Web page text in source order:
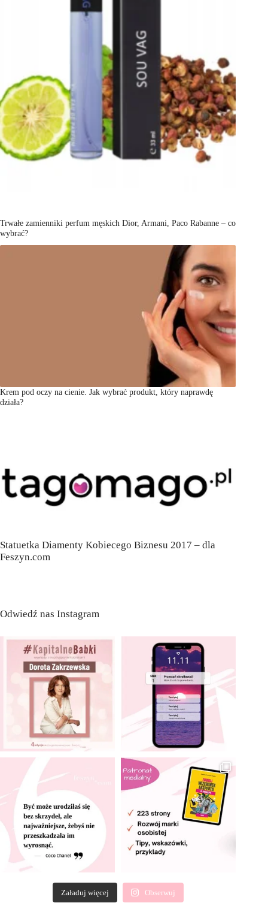
Trwałe zamienniki perfum męskich Dior, Armani, Paco Rabanne – co
wybrać?
Krem pod oczy na cienie. Jak wybrać produkt, który naprawdę
działa?
Statuetka Diamenty Kobiecego Biznesu 2017 – dla
Feszyn.com
Odwiedź nas Instagram
Załaduj więcej Obserwuj